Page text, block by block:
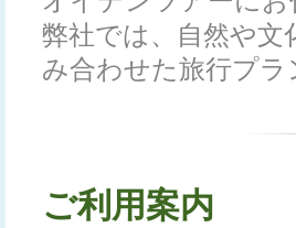
弊社では、自然や
み合わせた旅行プ
ご利用案内